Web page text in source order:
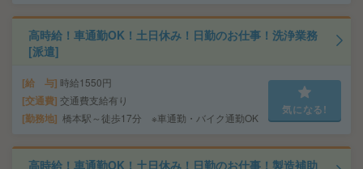
高時給！車通勤OK！土日休み！日勤のお仕事！洗浄業務
[派遣]
給 与 時給1550円
交通費 交通費支給有り
勤務地 橋本駅～徒歩17分 ※車通勤・バイク通勤OK
気になる!
高時給！車通勤OK！土日休み！日勤のお仕事！製造補助